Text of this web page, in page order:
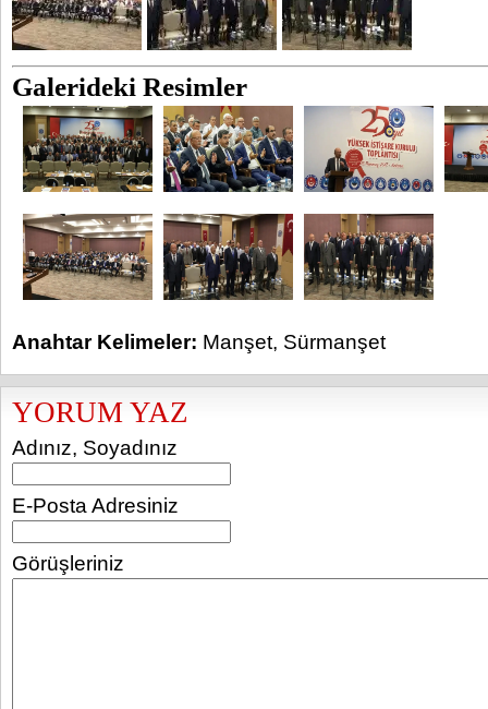
Galerideki Resimler
Anahtar Kelimeler: Manşet, Sürmanşet
YORUM YAZ
Adınız, Soyadınız
E-Posta Adresiniz
Görüşleriniz